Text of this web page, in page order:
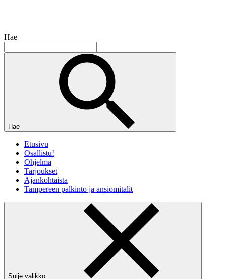
Hae
Hae
Etusivu
Osallistu!
Ohjelma
Tarjoukset
Ajankohtaista
Tampereen palkinto ja ansiomitalit
Sulje valikko